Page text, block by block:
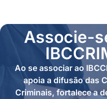
Associe-
Ao se associar ao
apoia a difusão das
Criminais, fortalece a